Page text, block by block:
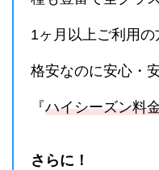
1ヶ月以上ご利用の
格安なのに安心・
『ハイシーズン料
さらに！